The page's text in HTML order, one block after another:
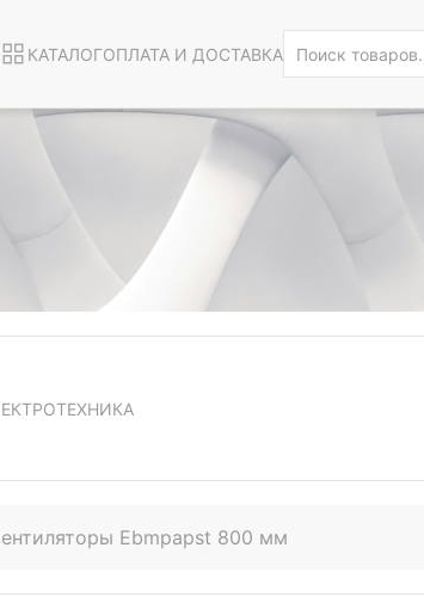
КАТАЛОГОПЛАТА И ДОСТАВКА
Ebmpapst 800 мм